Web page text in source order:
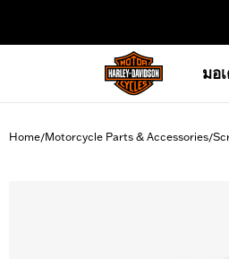
มอ
Home/Motorcycle Parts & Accessories/